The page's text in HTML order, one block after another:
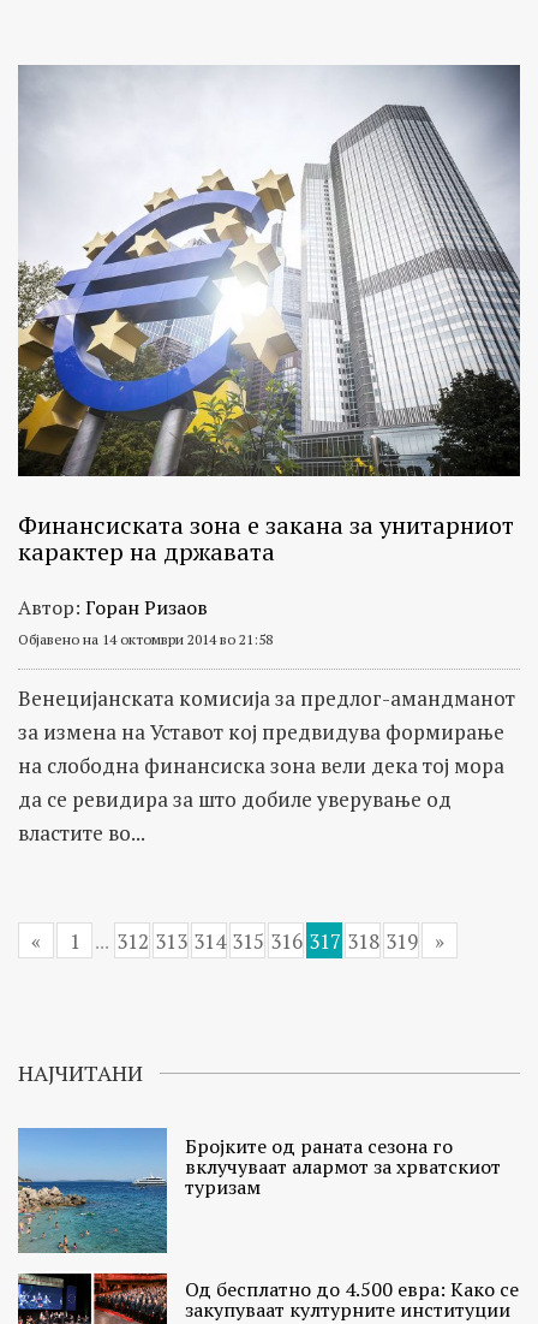
Финансиската зона е закана за унитарниот
карактер на државата
Автор: Горан Ризаов
Објавено на 14 октомври 2014 во 21:58
Венецијанската комисија за предлог-амандманот
за измена на Уставот кој предвидува формирање
на слободна финансиска зона вели дека тој мора
да се ревидира за што добиле уверување од
властите во...
« 1 ... 312 313 314 315 316 317 318 319 »
НАЈЧИТАНИ
Бројките од раната сезона го
вклучуваат алармот за хрватскиот
туризам
Од бесплатно до 4.500 евра: Како се
закупуваат културните институции